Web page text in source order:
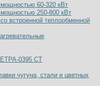
мощностью 60-320 кВт
мощностью 250-800 кВт
встроенной теплообменной
0395 СТ
чугуна, стали и цветных